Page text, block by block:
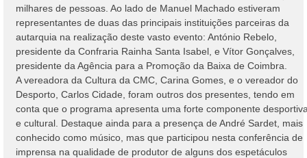
milhares de pessoas. Ao lado de Manuel Machado estiveram
representantes de duas das principais instituições parceiras da
autarquia na realização deste vasto evento: António Rebelo,
presidente da Confraria Rainha Santa Isabel, e Vítor Gonçalves,
presidente da Agência para a Promoção da Baixa de Coimbra.
A vereadora da Cultura da CMC, Carina Gomes, e o vereador do
Desporto, Carlos Cidade, foram outros dos presentes, tendo em
conta que o programa apresenta uma forte componente
e cultural. Destaque ainda para a presença de André Sardet, mais
conhecido como músico, mas que participou nesta conferência de
imprensa na qualidade de produtor de alguns dos espetáculos